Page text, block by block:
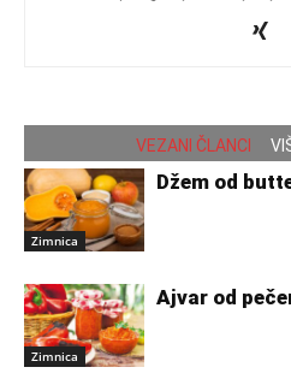
VEZANI ČLANCI
Zimnica
Džem od
Zimnica
Ajvar od